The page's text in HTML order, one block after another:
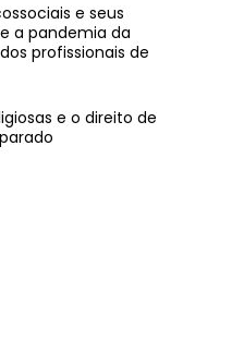
e seus
a pandemia da
profissionais de
e o direito de